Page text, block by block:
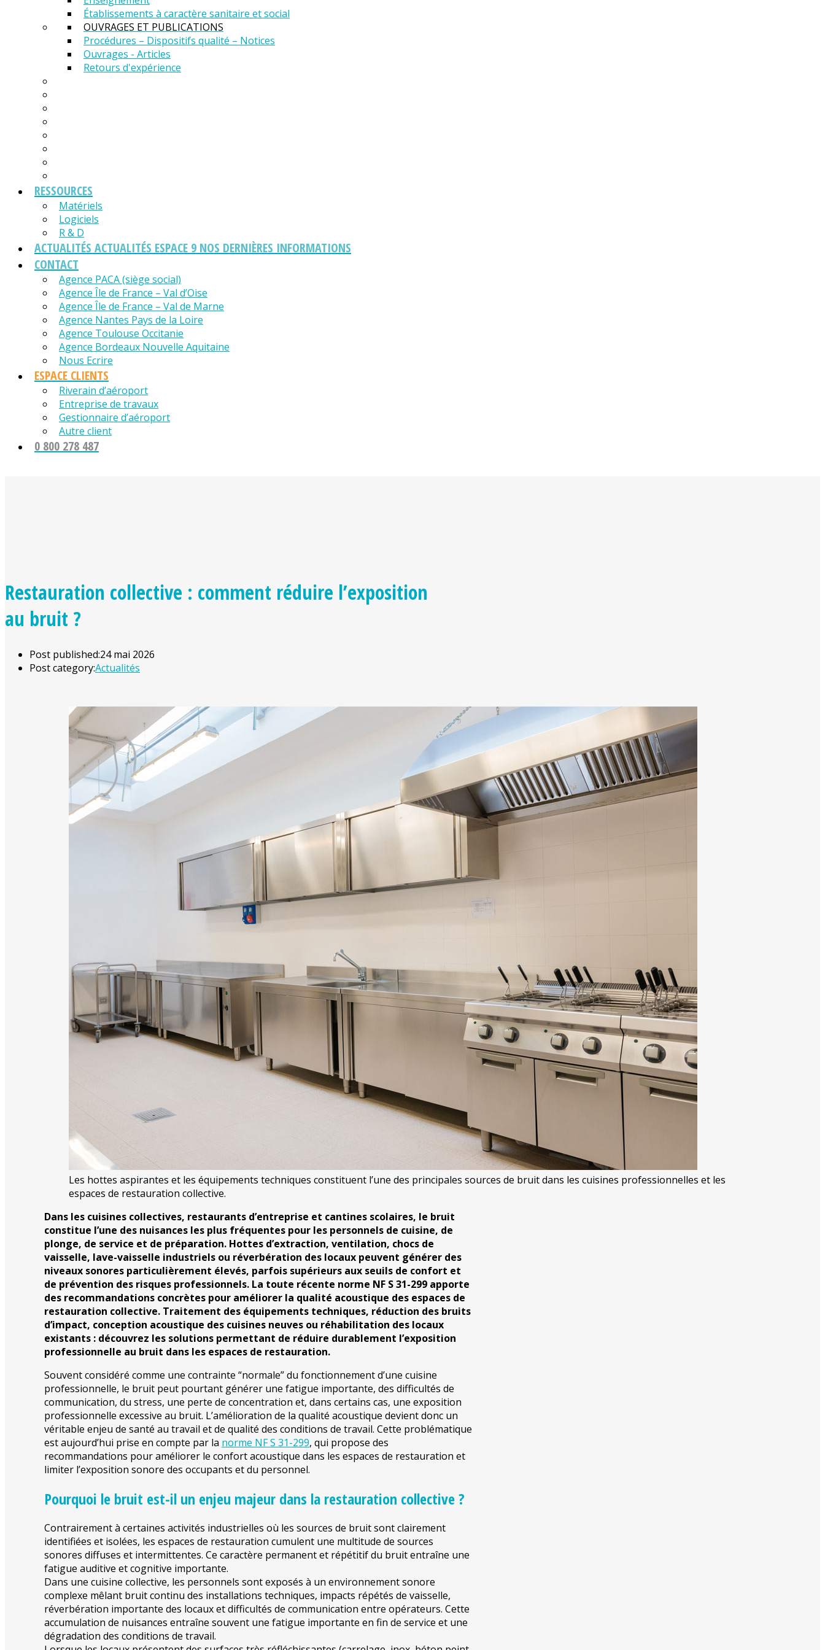
Établissements à caractère sanitaire et social
OUVRAGES ET PUBLICATIONS
Procédures – Dispositifs qualité – Notices
Ouvrages - Articles
Retours d'expérience
RESSOURCES
Matériels
Logiciels
R & D
ACTUALITÉS ACTUALITÉS ESPACE 9 NOS DERNIÈRES INFORMATIONS
CONTACT
Agence PACA (siège social)
Agence Île de France – Val d’Oise
Agence Île de France – Val de Marne
Agence Nantes Pays de la Loire
Agence Toulouse Occitanie
Agence Bordeaux Nouvelle Aquitaine
Nous Ecrire
ESPACE CLIENTS
Riverain d’aéroport
Entreprise de travaux
Gestionnaire d’aéroport
Autre client
0 800 278 487
Restauration collective : comment réduire l’exposition
au bruit ?
Post published:24 mai 2026
Post category:Actualités
Les hottes aspirantes et les équipements techniques constituent l’une des principales sources de bruit dans les cuisines professionnelles et les
espaces de restauration collective.
Dans les cuisines collectives, restaurants d’entreprise et cantines scolaires, le bruit
constitue l’une des nuisances les plus fréquentes pour les personnels de cuisine, de
plonge, de service et de préparation. Hottes d’extraction, ventilation, chocs de
vaisselle, lave-vaisselle industriels ou réverbération des locaux peuvent générer des
niveaux sonores particulièrement élevés, parfois supérieurs aux seuils de confort et
de prévention des risques professionnels. La toute récente norme NF S 31-299 apporte
des recommandations concrètes pour améliorer la qualité acoustique des espaces de
restauration collective. Traitement des équipements techniques, réduction des bruits
d’impact, conception acoustique des cuisines neuves ou réhabilitation des locaux
existants : découvrez les solutions permettant de réduire durablement l’exposition
professionnelle au bruit dans les espaces de restauration.
Souvent considéré comme une contrainte “normale” du fonctionnement d’une cuisine
professionnelle, le bruit peut pourtant générer une fatigue importante, des difficultés de
communication, du stress, une perte de concentration et, dans certains cas, une exposition
professionnelle excessive au bruit. L’amélioration de la qualité acoustique devient donc un
véritable enjeu de santé au travail et de qualité des conditions de travail. Cette problématique
est aujourd’hui prise en compte par la norme NF S 31-299, qui propose des
recommandations pour améliorer le confort acoustique dans les espaces de restauration et
limiter l’exposition sonore des occupants et du personnel.
Pourquoi le bruit est-il un enjeu majeur dans la restauration collective ?
Contrairement à certaines activités industrielles où les sources de bruit sont clairement
identifiées et isolées, les espaces de restauration cumulent une multitude de sources
sonores diffuses et intermittentes. Ce caractère permanent et répétitif du bruit entraîne une
fatigue auditive et cognitive importante.
Dans une cuisine collective, les personnels sont exposés à un environnement sonore
complexe mêlant bruit continu des installations techniques, impacts répétés de vaisselle,
réverbération importante des locaux et difficultés de communication entre opérateurs. Cette
accumulation de nuisances entraîne souvent une fatigue importante en fin de service et une
dégradation des conditions de travail.